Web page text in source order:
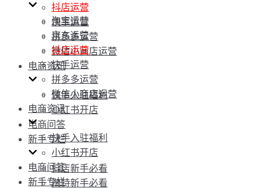
抖店运营
快手运营
拼多多运营
微信小商店运营
电商资讯
快手入驻福利
小红书开店
电商问答
新手专栏
抖店新手必看
淘特新手必看
淘宝运营
京东运营
抖店运营
快手运营
拼多多运营
微信小商店运营
电商资讯
快手入驻福利
小红书开店
电商问答
新手专栏